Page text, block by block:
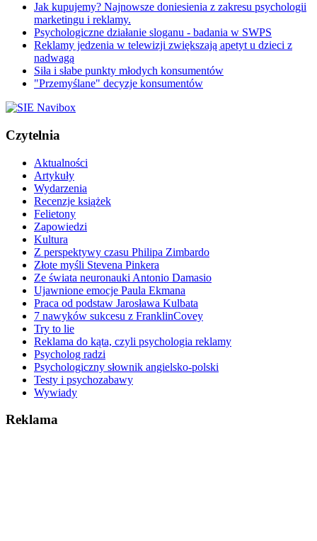
Jak kupujemy? Najnowsze doniesienia z zakresu psychologii
marketingu i reklamy.
Psychologiczne działanie sloganu - badania w SWPS
Reklamy jedzenia w telewizji zwiększają apetyt u dzieci z
nadwagą
Siła i słabe punkty młodych konsumentów
"Przemyślane" decyzje konsumentów
Czytelnia
Aktualności
Artykuły
Wydarzenia
Recenzje książek
Felietony
Zapowiedzi
Kultura
Z perspektywy czasu Philipa Zimbardo
Złote myśli Stevena Pinkera
Ze świata neuronauki Antonio Damasio
Ujawnione emocje Paula Ekmana
Praca od podstaw Jarosława Kulbata
7 nawyków sukcesu z FranklinCovey
Try to lie
Reklama do kąta, czyli psychologia reklamy
Psycholog radzi
Psychologiczny słownik angielsko-polski
Testy i psychozabawy
Wywiady
Reklama